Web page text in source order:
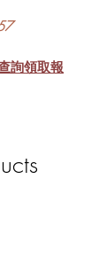
詢領取報